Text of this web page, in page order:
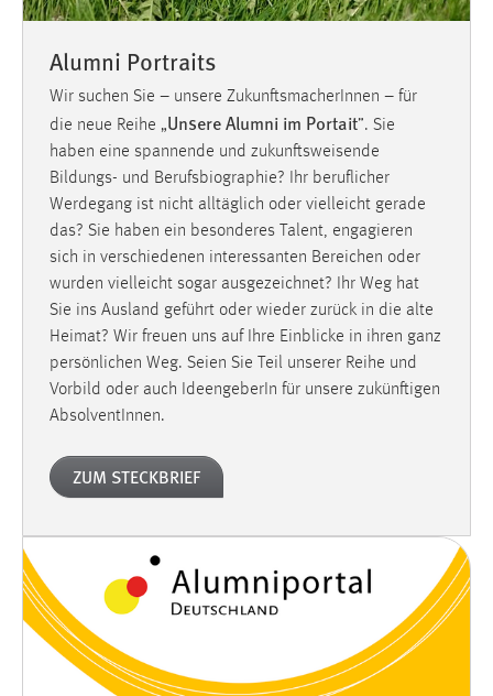
Alumni Portraits
Wir suchen Sie – unsere ZukunftsmacherInnen – für
die neue Reihe „Unsere Alumni im Portait”. Sie
haben eine spannende und zukunftsweisende
Bildungs- und Berufsbiographie? Ihr beruflicher
Werdegang ist nicht alltäglich oder vielleicht gerade
das? Sie haben ein besonderes Talent, engagieren
sich in verschiedenen interessanten Bereichen oder
wurden vielleicht sogar ausgezeichnet? Ihr Weg hat
Sie ins Ausland geführt oder wieder zurück in die alte
Heimat? Wir freuen uns auf Ihre Einblicke in ihren ganz
persönlichen Weg. Seien Sie Teil unserer Reihe und
Vorbild oder auch IdeengeberIn für unsere zukünftigen
AbsolventInnen.
ZUM STECKBRIEF